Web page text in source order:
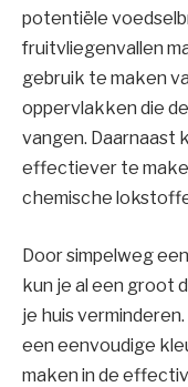
potentiële
fruitvliegenvallen
gebruik te maken
oppervlakken die
vangen. Daarnaast
effectiever te
chemische
Door simpelweg
kun je al een groot
je huis
een eenvoudige
maken in de